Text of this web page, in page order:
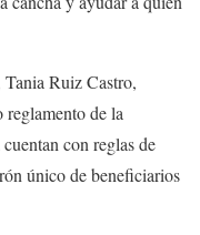
Ruiz Castro,
reglamento de la
con reglas de
único de beneficiarios